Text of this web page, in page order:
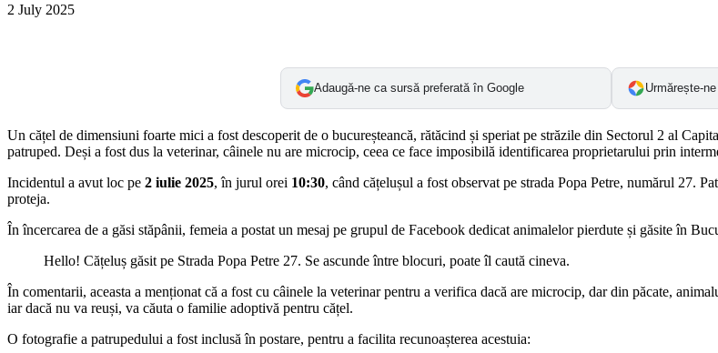
2 July 2025
Adaugă-ne ca sursă preferată în Google Urmărește-
Un cățel de dimensiuni foarte mici a fost descoperit de o bucureșteancă, rătăcind și speriat pe străzile din Sectorul 2 al
patruped. Deși a fost dus la veterinar, câinele nu are microcip, ceea ce face imposibilă identificarea proprietarului prin
Incidentul a avut loc pe 2 iulie 2025, în jurul orei 10:30, când cățelușul a fost observat pe strada Popa Petre, numărul 27.
proteja.
În încercarea de a găsi stăpânii, femeia a postat un mesaj pe grupul de Facebook dedicat animalelor pierdute și găsite în
Hello! Cățeluș găsit pe Strada Popa Petre 27. Se ascunde între blocuri, poate îl caută cineva.
În comentarii, aceasta a menționat că a fost cu câinele la veterinar pentru a verifica dacă are microcip, dar din păcate,
iar dacă nu va reuși, va căuta o familie adoptivă pentru cățel.
O fotografie a patrupedului a fost inclusă în postare, pentru a facilita recunoașterea acestuia: